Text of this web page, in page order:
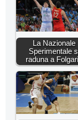
La Nazionale
Sperimentale
raduna a